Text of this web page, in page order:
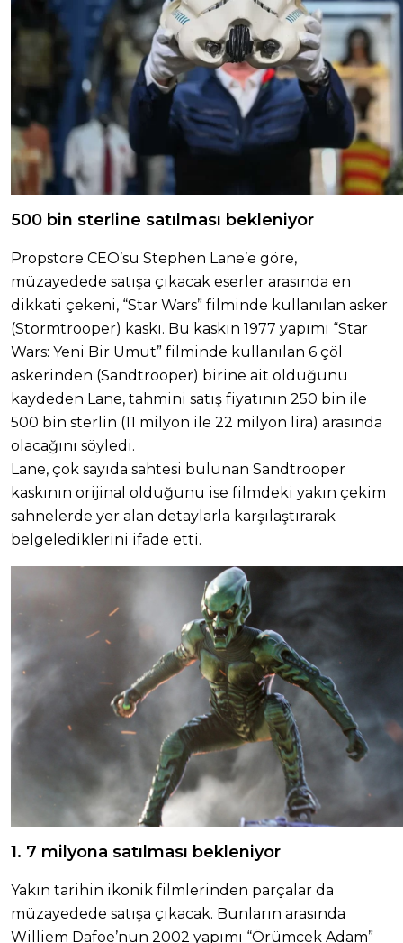
500 bin sterline satılması bekleniyor
Propstore CEO’su Stephen Lane’e göre,
müzayedede satışa çıkacak eserler arasında en
dikkati çekeni, “Star Wars” filminde kullanılan asker
(Stormtrooper) kaskı. Bu kaskın 1977 yapımı “Star
Wars: Yeni Bir Umut” filminde kullanılan 6 çöl
askerinden (Sandtrooper) birine ait olduğunu
kaydeden Lane, tahmini satış fiyatının 250 bin ile
500 bin sterlin (11 milyon ile 22 milyon lira) arasında
olacağını söyledi.
Lane, çok sayıda sahtesi bulunan Sandtrooper
kaskının orijinal olduğunu ise filmdeki yakın çekim
sahnelerde yer alan detaylarla karşılaştırarak
belgelediklerini ifade etti.
1. 7 milyona satılması bekleniyor
Yakın tarihin ikonik filmlerinden parçalar da
müzayedede satışa çıkacak. Bunların arasında
Williem Dafoe’nun 2002 yapımı “Örümcek Adam”